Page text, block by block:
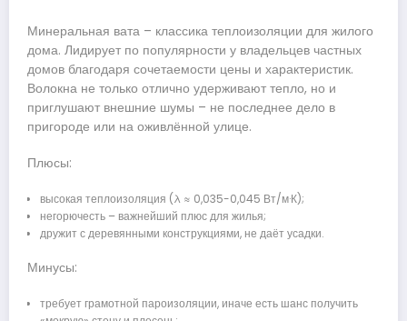
Минеральная вата – классика теплоизоляции для жилого
дома. Лидирует по популярности у владельцев частных
домов благодаря сочетаемости цены и характеристик.
Волокна не только отлично удерживают тепло, но и
приглушают внешние шумы – не последнее дело в
пригороде или на оживлённой улице.
Плюсы:
высокая теплоизоляция (λ ≈ 0,035-0,045 Вт/м·К);
негорючесть – важнейший плюс для жилья;
дружит с деревянными конструкциями, не даёт усадки.
Минусы:
требует грамотной пароизоляции, иначе есть шанс получить